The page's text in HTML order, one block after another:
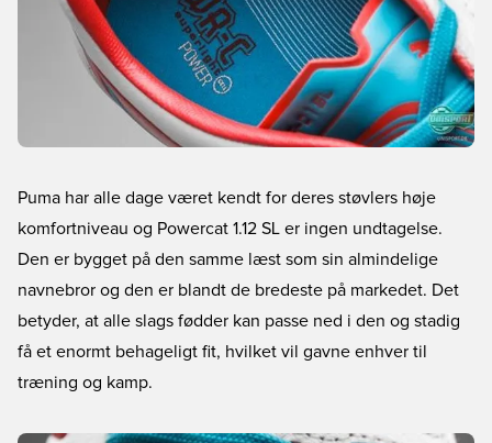
Puma har alle dage været kendt for deres støvlers høje
komfortniveau og Powercat 1.12 SL er ingen undtagelse.
Den er bygget på den samme læst som sin almindelige
navnebror og den er blandt de bredeste på markedet. Det
betyder, at alle slags fødder kan passe ned i den og stadig
få et enormt behageligt fit, hvilket vil gavne enhver til
træning og kamp.